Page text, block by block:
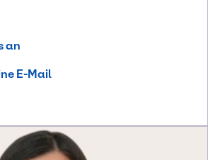
an
E-Mail